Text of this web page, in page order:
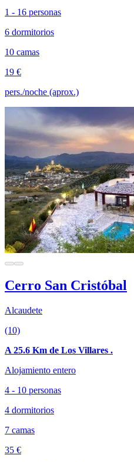
1 - 16 personas
6 dormitorios
10 camas
19 €
pers./noche (aprox.)
Cerro San Cristóbal
Alcaudete
(10)
A 25.6 Km de Los Villares .
Alojamiento entero
4 - 10 personas
4 dormitorios
7 camas
35 €